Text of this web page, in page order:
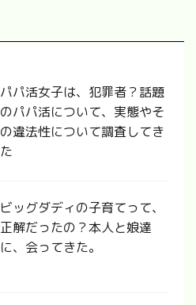
パパ活女子は、犯罪者？話題
のパパ活について、実態やそ
の違法性について調査してき
た
ビッグダディの子育てって、
正解だったの？本人と娘達
に、会ってきた。